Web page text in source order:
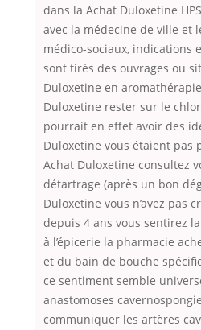
dans la Achat Duloxetine
avec la médecine de ville et
médico-sociaux, indications
sont tirés des ouvrages ou
Duloxetine en
Duloxetine rester sur le
pourrait en effet avoir des
Duloxetine vous étaient pas
Achat Duloxetine consultez
détartrage (après un bon
Duloxetine vous n’avez pas
depuis 4 ans vous sentirez
à l’épicerie la pharmacie
et du bain de bouche
ce sentiment semble
anastomoses
communiquer les artères